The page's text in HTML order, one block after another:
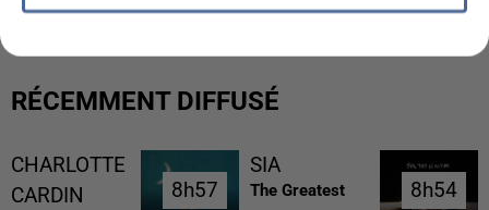
RÉCEMMENT DIFFUSÉ
CHARLOTTE
CARDIN
8h57
8h57
SIA
The Greatest 8h54
8h54